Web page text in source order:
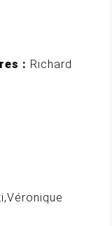
: Richard